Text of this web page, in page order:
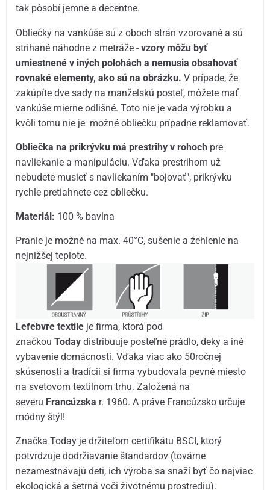
tak pôsobí jemne a decentne.
Obliečky na vankúše sú z oboch strán vzorované a sú
strihané náhodne z metráže -vzory môžu byť
umiestnené v iných polohách a nemusia obsahovať
rovnaké elementy, ako sú na obrázku. V prípade, že
zakúpíte dve sady na manželskú posteľ, môžete mať
vankúše mierne odlišné. Toto nie je vada výrobku a
kvôli tomu nie je možné obliečku prípadne reklamovať.
Obliečka na prikrývku má prestrihy v rohoch pre
navliekanie a manipuláciu. Vďaka prestrihom už
nebudete musieť s navliekaním "bojovať", prikrývku
rychle pretiahnete cez obliečku.
Materiál: 100 % bavlna
Pranie je možné na max. 40°C, sušenie a žehlenie na
nejnižšej teplote.
Lefebvre textile je firma, ktorá pod
značkouTodaydistribuuje posteľné prádlo, deky a iné
vybavenie domácnosti. Vďaka viac ako 50ročnej
skúsenosti a tradícii si firma vybudovala pevné miesto
na svetovom textilnom trhu. Založená na
severu Francúzska r. 1960. A práve Francúzsko určuje
módny štýl!
Značka Today je držiteľom certifikátu BSCI, ktorý
potvrdzuje dodržiavanie štandardov (továrne
nezamestnávajú deti, ich výroba sa snaží byť čo najviac
ekologická a šetrná voči životnému prostrediu).